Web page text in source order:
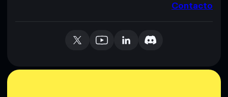
Contacto